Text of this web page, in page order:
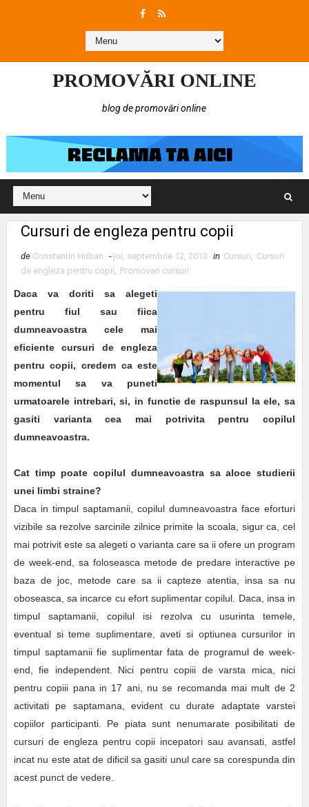
PROMOVĂRI ONLINE
blog de promovări online
Cursuri de engleza pentru copii
de Constantin Hriban - joi, septembrie 12, 2013 in Cursuri, Cursuri
de engleza pentru copii, Promovari cursuri
Daca va doriti sa alegeti
pentru fiul sau fiica
dumneavoastra cele mai
eficiente cursuri de engleza
pentru copii, credem ca este
momentul sa va puneti
urmatoarele intrebari, si, in functie de raspunsul la ele, sa
gasiti varianta cea mai potrivita pentru copilul
dumneavoastra.
Cat timp poate copilul dumneavoastra sa aloce studierii
unei limbi straine?
Daca in timpul saptamanii, copilul dumneavoastra face eforturi
vizibile sa rezolve sarcinile zilnice primite la scoala, sigur ca, cel
mai potrivit este sa alegeti o varianta care sa ii ofere un program
de week-end, sa foloseasca metode de predare interactive pe
baza de joc, metode care sa ii capteze atentia, insa sa nu
oboseasca, sa incarce cu efort suplimentar copilul. Daca, insa in
timpul saptamanii, copilul isi rezolva cu usurinta temele,
eventual si teme suplimentare, aveti si optiunea cursurilor in
timpul saptamanii fie suplimentar fata de programul de week-
end, fie independent. Nici pentru copiii de varsta mica, nici
pentru copiii pana in 17 ani, nu se recomanda mai mult de 2
activitati pe saptamana, evident cu durate adaptate varstei
copiilor participanti. Pe piata sunt nenumarate posibilitati de
cursuri de engleza pentru copii incepatori sau avansati, astfel
incat nu este atat de dificil sa gasiti unul care sa corespunda din
acest punct de vedere.